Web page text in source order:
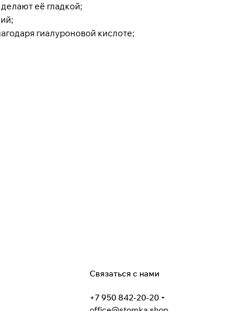
её гладкой;
гиалуроновой кислоте;
Связаться с нами
+7 950 842-20-20